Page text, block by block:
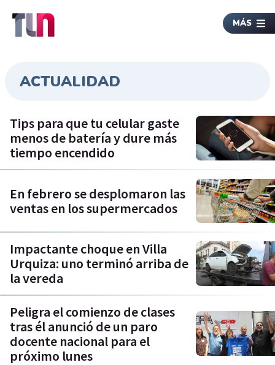
MÁS
ACTUALIDAD
Tips para que tu celular gaste
menos de batería y dure más
tiempo encendido
En febrero se desplomaron las
ventas en los supermercados
Impactante choque en Villa
Urquiza: uno terminó arriba de
la vereda
Peligra el comienzo de clases
tras él anunció de un paro
docente nacional para el
próximo lunes